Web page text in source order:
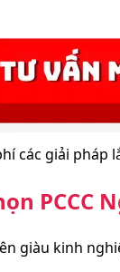
các giải
PCCC
giàu kinh